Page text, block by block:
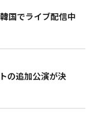
国でライブ配信中
の追加公演が決